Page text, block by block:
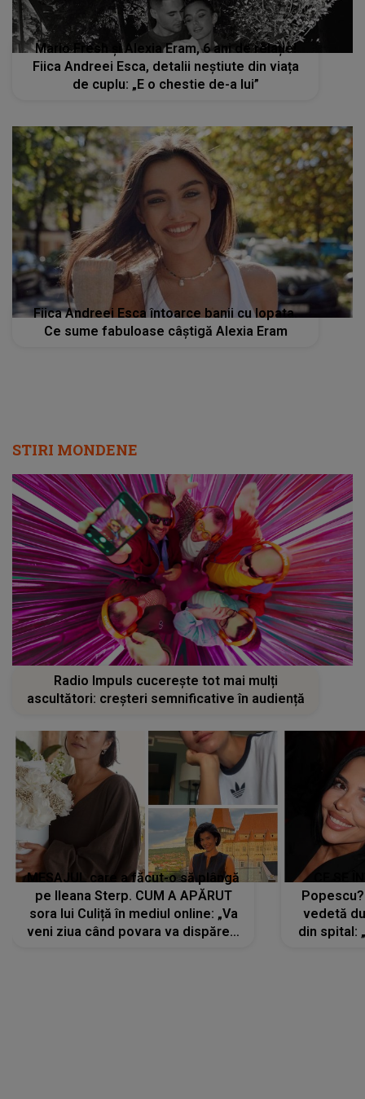
Mario Fresh și Alexia Eram, 6 ani de relație!
Fiica Andreei Esca, detalii neștiute din viața
de cuplu: „E o chestie de-a lui”
Fiica Andreei Esca întoarce banii cu lopata.
Ce sume fabuloase câştigă Alexia Eram
STIRI MONDENE
Radio Impuls cucerește tot mai mulți
ascultători: creșteri semnificative în audiență
MESAJUL care a făcut-o să plângă
pe Ileana Sterp. CUM A APĂRUT
sora lui Culiță în mediul online: „Va
veni ziua când povara va dispărea,
vedetă
din spital: